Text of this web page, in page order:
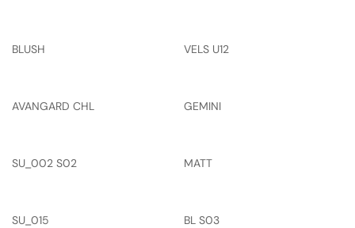
BLUSH VELS U12
AVANGARD CHL GEMINI
SU_002 S02 MATT
SU_015 BL S03